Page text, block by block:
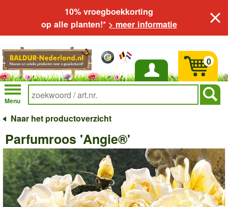
10% vroegboekkorting
op alle planten!* > meer informatie
Inloggen
Menu
0
Naar het productoverzicht
Parfumroos 'Angie®'